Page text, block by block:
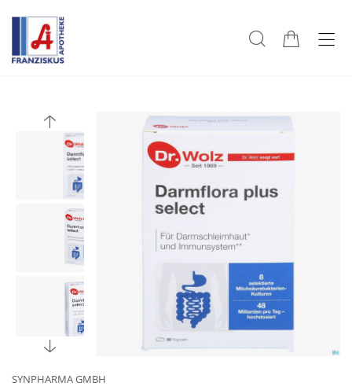
SYNPHARMA GMBH